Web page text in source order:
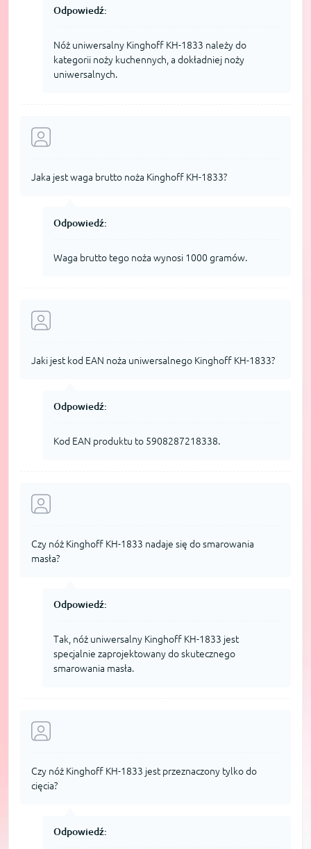
Odpowiedź:
Nóż uniwersalny Kinghoff KH-1833 należy do
kategorii noży kuchennych, a dokładniej noży
uniwersalnych.
Jaka jest waga brutto noża Kinghoff KH-1833?
Odpowiedź:
Waga brutto tego noża wynosi 1000 gramów.
Jaki jest kod EAN noża uniwersalnego Kinghoff KH-1833?
Odpowiedź:
Kod EAN produktu to 5908287218338.
Czy nóż Kinghoff KH-1833 nadaje się do smarowania
masła?
Odpowiedź:
Tak, nóż uniwersalny Kinghoff KH-1833 jest
specjalnie zaprojektowany do skutecznego
smarowania masła.
Czy nóż Kinghoff KH-1833 jest przeznaczony tylko do
cięcia?
Odpowiedź: